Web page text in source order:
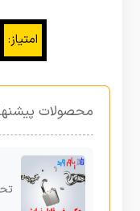
محصولات